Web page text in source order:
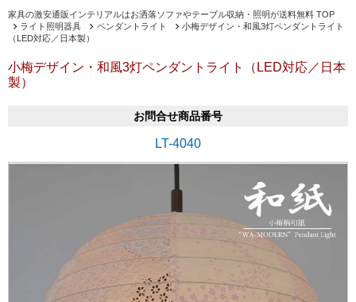
家具の激安通販インテリアルはお洒落ソファやテーブル収納・照明が送料無料 TOP
ライト照明器具
ペンダントライト
小梅デザイン・和風3灯ペンダントライト
（LED対応／日本製）
小梅デザイン・和風3灯ペンダントライト（LED対応／日本
製）
お問合せ商品番号
LT-4040